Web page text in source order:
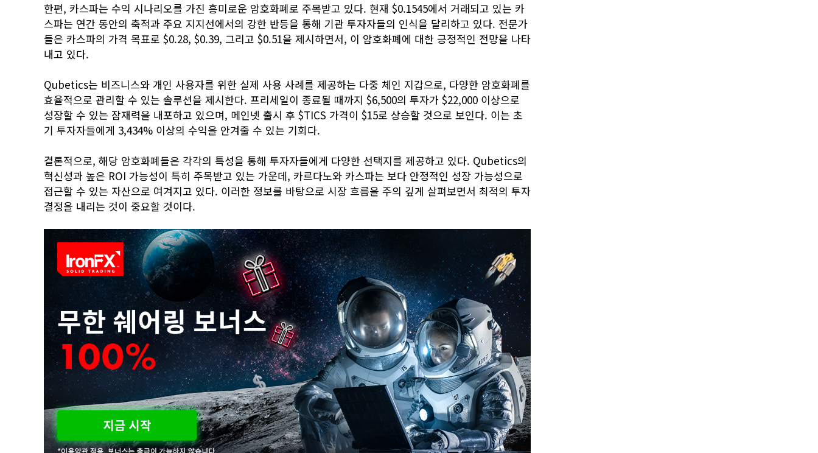
한편, 카스파는 수익 시나리오를 가진 흥미로운 암호화폐로 주목받고 있다. 현재 $0.1545에서 거래되고 있는 카
스파는 연간 동안의 축적과 주요 지지선에서의 강한 반등을 통해 기관 투자자들의 인식을 달리하고 있다. 전문가
들은 카스파의 가격 목표로 $0.28, $0.39, 그리고 $0.51을 제시하면서, 이 암호화폐에 대한 긍정적인 전망을 나타
내고 있다.
Qubetics는 비즈니스와 개인 사용자를 위한 실제 사용 사례를 제공하는 다중 체인 지갑으로, 다양한 암호화폐를
효율적으로 관리할 수 있는 솔루션을 제시한다. 프리세일이 종료될 때까지 $6,500의 투자가 $22,000 이상으로
성장할 수 있는 잠재력을 내포하고 있으며, 메인넷 출시 후 $TICS 가격이 $15로 상승할 것으로 보인다. 이는 초
기 투자자들에게 3,434% 이상의 수익을 안겨줄 수 있는 기회다.
결론적으로, 해당 암호화폐들은 각각의 특성을 통해 투자자들에게 다양한 선택지를 제공하고 있다. Qubetics의
혁신성과 높은 ROI 가능성이 특히 주목받고 있는 가운데, 카르다노와 카스파는 보다 안정적인 성장 가능성으로
접근할 수 있는 자산으로 여겨지고 있다. 이러한 정보를 바탕으로 시장 흐름을 주의 깊게 살펴보면서 최적의 투자
결정을 내리는 것이 중요할 것이다.